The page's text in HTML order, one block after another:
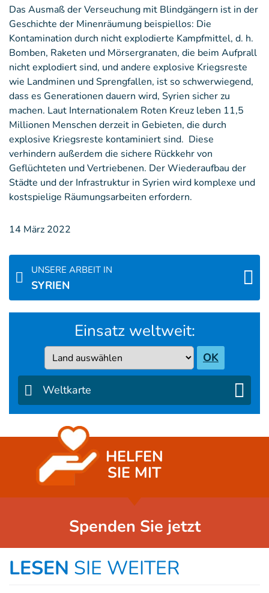
Das Ausmaß der Verseuchung mit Blindgängern ist in der
Geschichte der Minenräumung beispiellos: Die
Kontamination durch nicht explodierte Kampfmittel, d. h.
Bomben, Raketen und Mörsergranaten, die beim Aufprall
nicht explodiert sind, und andere explosive Kriegsreste
wie Landminen und Sprengfallen, ist so schwerwiegend,
dass es Generationen dauern wird, Syrien sicher zu
machen. Laut Internationalem Roten Kreuz leben 11,5
Millionen Menschen derzeit in Gebieten, die durch
explosive Kriegsreste kontaminiert sind. Diese
verhindern außerdem die sichere Rückkehr von
Geflüchteten und Vertriebenen. Der Wiederaufbau der
Städte und der Infrastruktur in Syrien wird komplexe und
kostspielige Räumungsarbeiten erfordern.
14 März 2022
UNSERE ARBEIT IN
SYRIEN
Einsatz weltweit:
Country OK
Weltkarte
HELFEN
SIE MIT
Spenden Sie jetzt
LESEN SIE WEITER